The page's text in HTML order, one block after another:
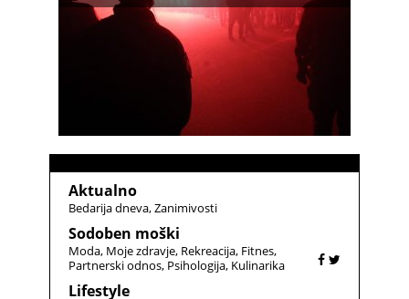
Aktualno
Bedarija dneva Zanimivosti
Sodoben moški
Moda Moje zdravje Rekreacija Fitnes
Partnerski odnos Psihologija Kulinarika
Lifestyle